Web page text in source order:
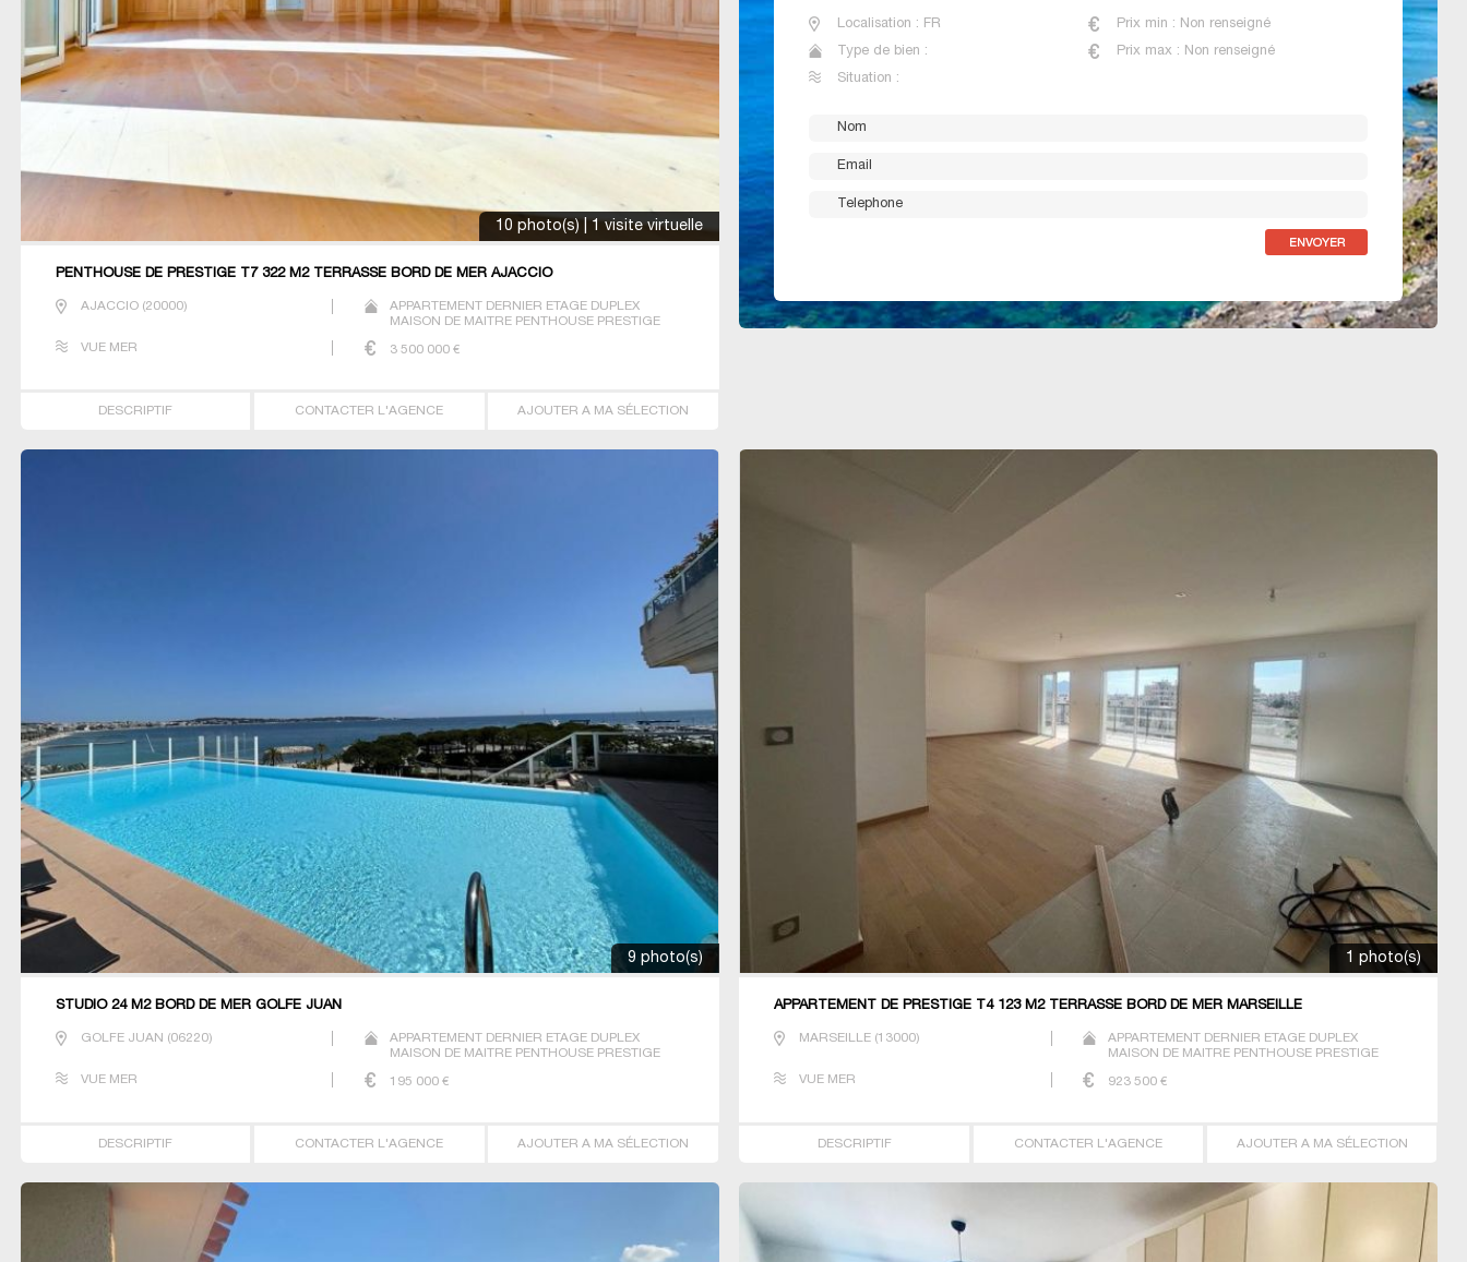
10 photo(s) | 1 visite virtuelle
PENTHOUSE DE PRESTIGE T7 322 M2 TERRASSE BORD DE MER AJACCIO
AJACCIO(20000)
APPARTEMENT DERNIER ETAGE DUPLEX
MAISON DE MAITRE PENTHOUSE PRESTIGE
VUE MER
3 500 000€
DESCRIPTIF CONTACTER L'AGENCE AJOUTER A MA SÉLECTION
Localisation : FR Prix min : Non renseigné
Type de bien : Prix max : Non renseigné
Situation :
9 photo(s)
STUDIO 24 M2 BORD DE MER GOLFE JUAN
GOLFE JUAN (06220)
APPARTEMENT DERNIER ETAGE DUPLEX
MAISON DE MAITRE PENTHOUSE PRESTIGE
VUE MER
195 000€
DESCRIPTIF CONTACTER L'AGENCE AJOUTER A MA SÉLECTION
1 photo(s)
APPARTEMENT DE PRESTIGE T4 123 M2 TERRASSE BORD DE MER MARSEILLE
MARSEILLE (13000)
APPARTEMENT DERNIER ETAGE DUPLEX
MAISON DE MAITRE PENTHOUSE PRESTIGE
VUE MER
923 500 €
DESCRIPTIF CONTACTER L'AGENCE AJOUTER A MA SÉLECTION